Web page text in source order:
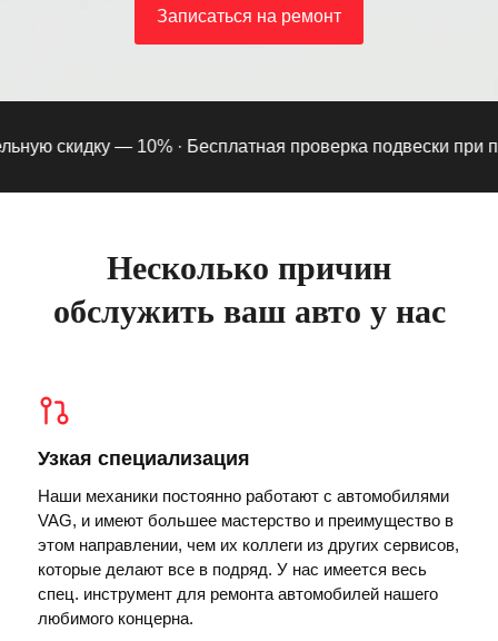
Записаться на ремонт
скидку — 10% ·Бесплатная проверка подвески при
Несколько причин
обслужить ваш авто у нас
Узкая специализация
Наши механики постоянно работают с автомобилями
VAG, и имеют большее мастерство и преимущество в
этом направлении, чем их коллеги из других сервисов,
которые делают все в подряд. У нас имеется весь
спец. инструмент для ремонта автомобилей нашего
любимого концерна.